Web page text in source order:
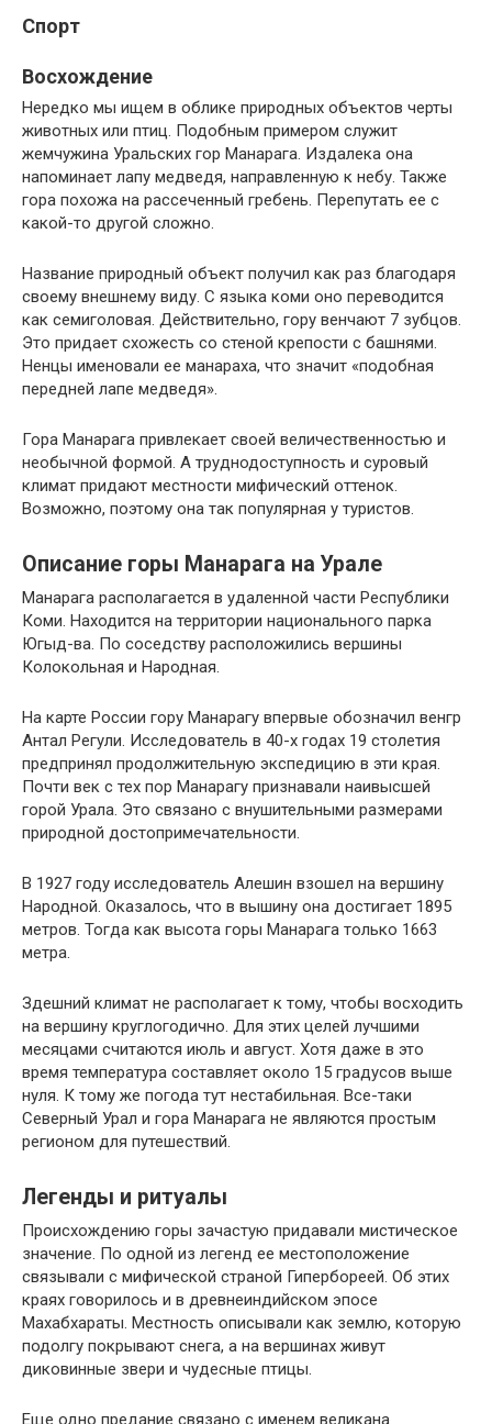
Спорт
Восхождение
Нередко мы ищем в облике природных объектов черты
животных или птиц. Подобным примером служит
жемчужина Уральских гор Манарага. Издалека она
напоминает лапу медведя, направленную к небу. Также
гора похожа на рассеченный гребень. Перепутать ее с
какой-то другой сложно.
Название природный объект получил как раз благодаря
своему внешнему виду. С языка коми оно переводится
как семиголовая. Действительно, гору венчают 7 зубцов.
Это придает схожесть со стеной крепости с башнями.
Ненцы именовали ее манараха, что значит «подобная
передней лапе медведя».
Гора Манарага привлекает своей величественностью и
необычной формой. А труднодоступность и суровый
климат придают местности мифический оттенок.
Возможно, поэтому она так популярная у туристов.
Описание горы Манарага на Урале
Манарага располагается в удаленной части Республики
Коми. Находится на территории национального парка
Югыд-ва. По соседству расположились вершины
Колокольная и Народная.
На карте России гору Манарагу впервые обозначил венгр
Антал Регули. Исследователь в 40-х годах 19 столетия
предпринял продолжительную экспедицию в эти края.
Почти век с тех пор Манарагу признавали наивысшей
горой Урала. Это связано с внушительными размерами
природной достопримечательности.
В 1927 году исследователь Алешин взошел на вершину
Народной. Оказалось, что в вышину она достигает 1895
метров. Тогда как высота горы Манарага только 1663
метра.
Здешний климат не располагает к тому, чтобы восходить
на вершину круглогодично. Для этих целей лучшими
месяцами считаются июль и август. Хотя даже в это
время температура составляет около 15 градусов выше
нуля. К тому же погода тут нестабильная. Все-таки
Северный Урал и гора Манарага не являются простым
регионом для путешествий.
Легенды и ритуалы
Происхождению горы зачастую придавали мистическое
значение. По одной из легенд ее местоположение
связывали с мифической страной Гипербореей. Об этих
краях говорилось и в древнеиндийском эпосе
Махабхараты. Местность описывали как землю, которую
подолгу покрывают снега, а на вершинах живут
диковинные звери и чудесные птицы.
Еще одно предание связано с именем великана